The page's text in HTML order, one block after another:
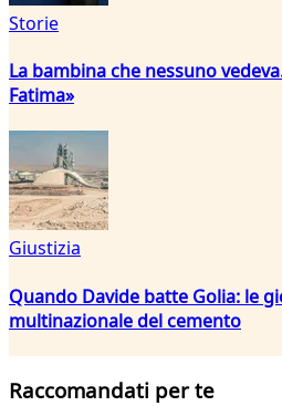
Storie
La bambina che nessuno
Fatima»
Giustizia
Quando Davide batte Golia: le
multinazionale del cemento
Raccomandati per te